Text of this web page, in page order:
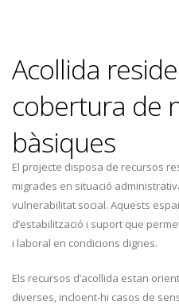
Acollida
cobertura de
bàsiques
El projecte disposa de recursos
migrades en situació
vulnerabilitat social. Aquests
d’estabilització i suport que
i laboral en condicions dignes.
Els recursos d’acollida estan
diverses, incloent-hi casos de